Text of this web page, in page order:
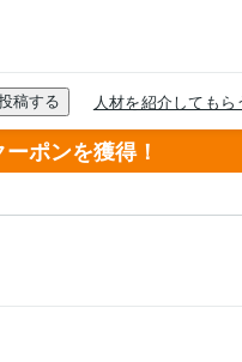
ポンを獲得！